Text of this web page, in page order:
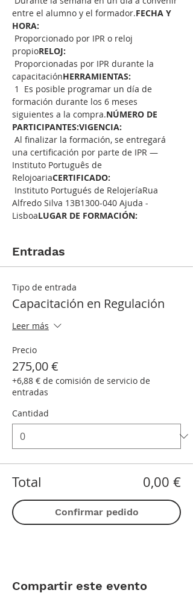
entre el alumno y el formador.FECHA Y
HORA:
propioRELOJ:
capacitaciónHERRAMIENTAS:
1
Es posible programar un día de
formación durante los 6 meses
siguientes a la compra.NÚMERO DE
PARTICIPANTES:VIGENCIA:
una certificación por parte de IPR —
Instituto Português de
RelojoariaCERTIFICADO:
Alfredo Silva 13B1300-040 Ajuda -
LisboaLUGAR DE FORMACIÓN:
Entradas
Tipo de entrada
Capacitación en Regulación
Leer más
Precio
275,00 €
+6,88 € de comisión de servicio de
entradas
Cantidad
Total 0,00 €
Confirmar pedido
Compartir este evento